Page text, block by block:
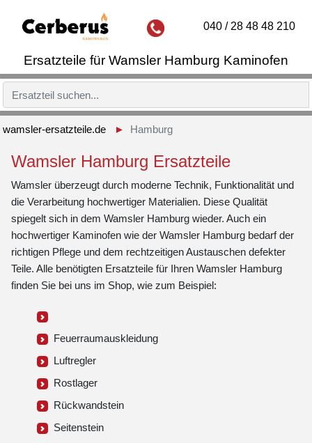
Ersatzteile für Wamsler Hamburg Kaminofen
040 / 28 48 48 210
wamsler-ersatzteile.de Hamburg
Wamsler Hamburg Ersatzteile
Wamsler überzeugt durch moderne Technik, Funktionalität und
die Verarbeitung hochwertiger Materialien. Diese Qualität
spiegelt sich in dem Wamsler Hamburg wieder. Auch ein
hochwertiger Kaminofen wie der Wamsler Hamburg bedarf der
richtigen Pflege und dem rechtzeitigen Austauschen defekter
Teile. Alle benötigten Ersatzteile für Ihren Wamsler Hamburg
finden Sie bei uns im Shop, wie zum Beispiel:
Feuerraumauskleidung
Luftregler
Rostlager
Rückwandstein
Seitenstein